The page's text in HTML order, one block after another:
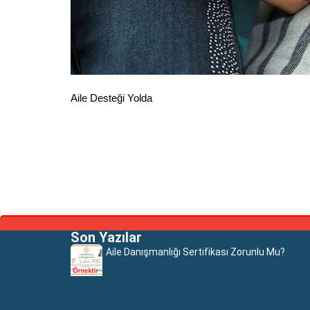
Aile Desteği Yolda
Son Yazılar
Aile Danışmanlığı Sertifikası Zorunlu Mu?